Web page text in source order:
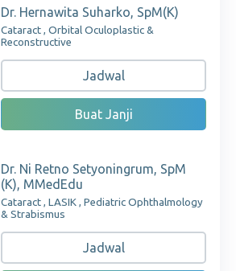
Dr. Hernawita Suharko, SpM(K)
Cataract , Orbital Oculoplastic &
Reconstructive
Jadwal
Buat Janji
Dr. Ni Retno Setyoningrum, SpM
(K), MMedEdu
Cataract , LASIK , Pediatric Ophthalmology
& Strabismus
Jadwal